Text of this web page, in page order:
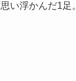
い浮かんだ1足